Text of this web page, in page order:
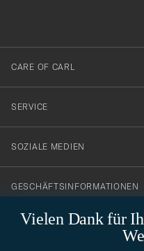
Vielen Dank für
dig
till
vårt
nyhetsbrev!
CARE OF CARL
SERVICE
SOZIALE MEDIEN
GESCHÄFTSINFORMATIONEN